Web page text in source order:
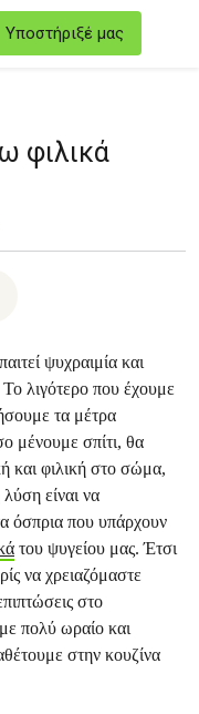
Υποστήριξέ μας
φιλικά
ψυχραιμία και
λιγότερο που έχουμε
τα μέτρα
μένουμε σπίτι, θα
και φιλική στο σώμα,
είναι να
όσπρια που υπάρχουν
του ψυγείου μας. Έτσι
να χρειαζόμαστε
στο
πολύ ωραίο και
στην κουζίνα